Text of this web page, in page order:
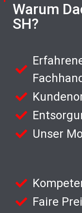
Warum
SH?
Unser
Faire